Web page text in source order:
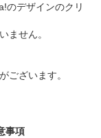
のデザインのクリ
ません。
ございます。
事項